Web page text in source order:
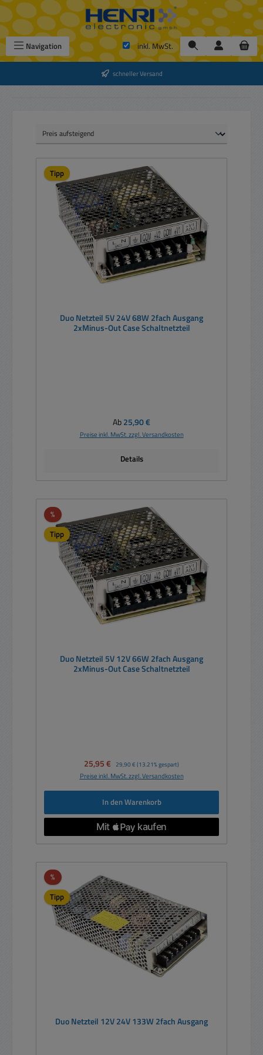
Zum Hauptinhalt springen
Navigation inkl. MwSt.
schneller Versand
Tipp
Duo Netzteil 5V 24V 68W 2fach Ausgang
2xMinus-Out Case Schaltnetzteil
Regulärer Preis:
Ab25,90 €
Preise inkl. MwSt. zzgl. Versandkosten
Details
%Rabatt
Tipp
Duo Netzteil 5V 12V 66W 2fach Ausgang
2xMinus-Out Case Schaltnetzteil
Verkaufspreis:
25,95 € Regulärer Preis:
29,90 € (13.21% gespart)
Preise inkl. MwSt. zzgl. Versandkosten
In den Warenkorb
%Rabatt
Tipp
Duo Netzteil 12V 24V 133W 2fach Ausgang